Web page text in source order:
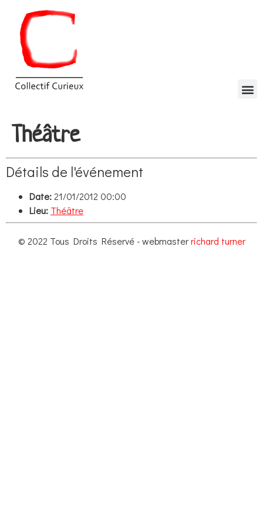
Théâtre
Détails de l'événement
Date:21/01/2012 00:00
Lieu: Théâtre
© 2022 Tous Droits Réservé - webmasterrichard turner